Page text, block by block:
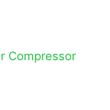
Compressor